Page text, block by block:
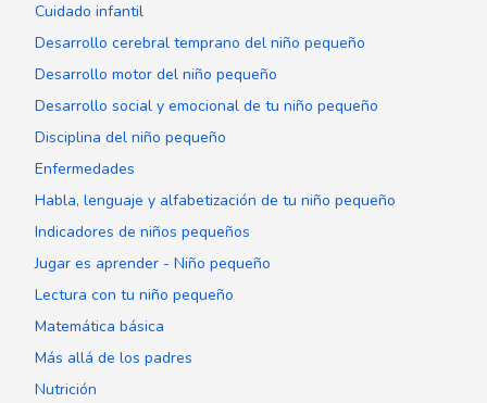
Cuidado infantil
Desarrollo cerebral temprano del niño pequeño
Desarrollo motor del niño pequeño
Desarrollo social y emocional de tu niño pequeño
Disciplina del niño pequeño
Enfermedades
Habla, lenguaje y alfabetización de tu niño pequeño
Indicadores de niños pequeños
Jugar es aprender - Niño pequeño
Lectura con tu niño pequeño
Matemática básica
Más allá de los padres
Nutrición